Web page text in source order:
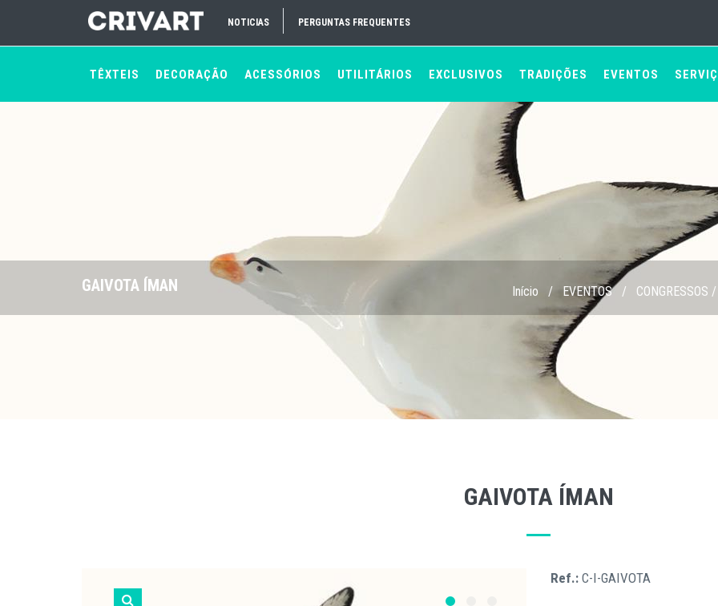
NOTICIAS PERGUNTAS FREQUENTES
TÊXTEIS DECORAÇÃO ACESSÓRIOS UTILITÁRIOS EXCLUSIVOS TRADIÇÕES EVENTOS
GAIVOTA ÍMAN Início / EVENTOS / CONGRESSOS
GAIVOTA ÍMAN
Ref.: C-I-GAIVOTA